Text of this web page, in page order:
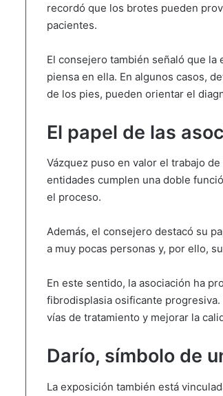
recordó que los brotes pueden
pacientes.
El consejero también señaló que
piensa en ella. En algunos casos,
de los pies, pueden orientar el
El papel de las
Vázquez puso en valor el trabajo
entidades cumplen una doble
el proceso.
Además, el consejero destacó su
a muy pocas personas y, por ello,
En este sentido, la asociación ha
fibrodisplasia osificante
vías de tratamiento y mejorar la
Darío, símbolo de
La exposición también está